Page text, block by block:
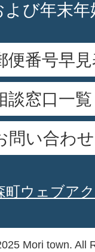
よび年末
便番号早
談窓口一覧
問い合わせ
町ウェブア
Mori town. All